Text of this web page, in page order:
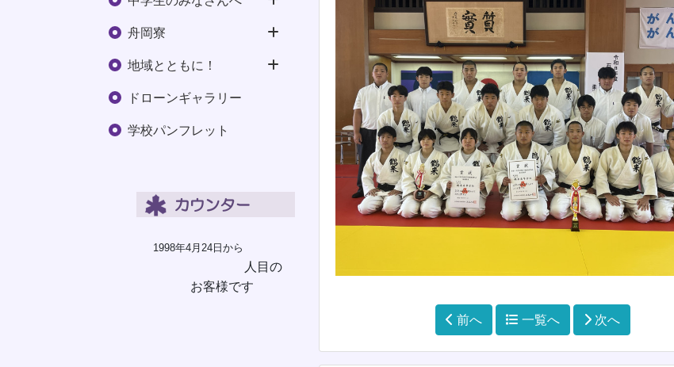
舟岡寮
地域とともに！
ドローンギャラリー
学校パンフレット
1998年4月24日から
人目の
お客様です
前へ 一覧へ 次へ